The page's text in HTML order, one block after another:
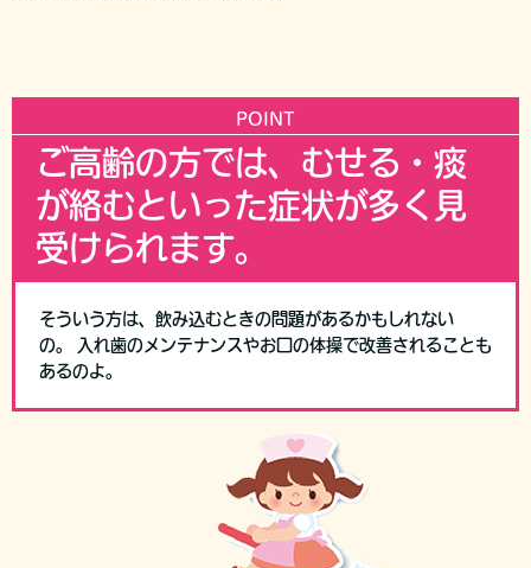
POINT
ご高齢の方では、むせる・痰
が絡むといった症状が多く見
受けられます。
そういう方は、飲み込むときの問題があるかもしれない
の。 入れ歯のメンテナンスやお口の体操で改善されることも
あるのよ。